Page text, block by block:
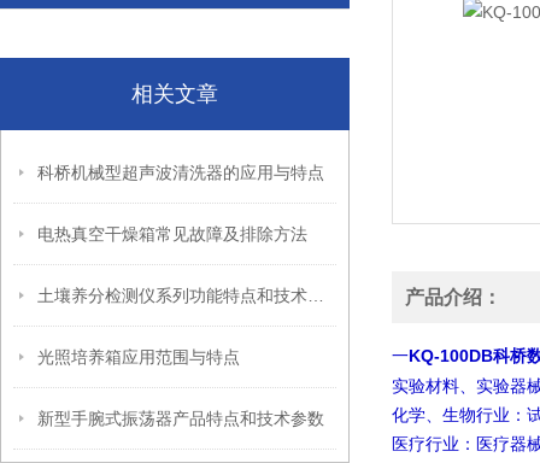
相关文章
科桥机械型超声波清洗器的应用与特点
电热真空干燥箱常见故障及排除方法
光照培养箱应用范围与特点
新型手腕式振荡器产品特点和技术参数
产品介绍：
一KQ-100DB科桥
实验材料、实验器
化学、生物行业：
医疗行业：医疗器